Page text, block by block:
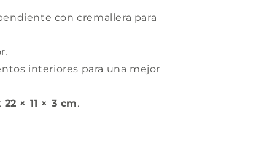
con cremallera para
interiores para una mejor
22 × 11 × 3 cm.